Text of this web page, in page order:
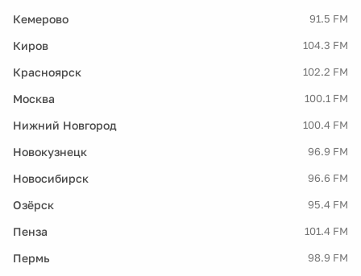
Кемерово 91.5 FM
Киров 104.3 FM
Красноярск 102.2 FM
Москва 100.1 FM
Нижний Новгород 100.4 FM
Новокузнецк 96.9 FM
Новосибирск 96.6 FM
Озёрск 95.4 FM
Пенза 101.4 FM
Пермь 98.9 FM